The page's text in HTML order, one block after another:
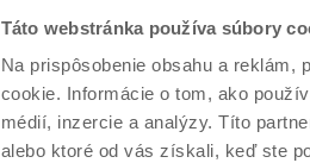
Táto webstránka používa súbory
Na prispôsobenie obsahu a
cookie. Informácie o tom, ako
médií, inzercie a analýzy. Títo
alebo ktoré od vás získali, keď ste
Rozdiel spočíva v tom,
fáze.
Z fyziologického
Zároveň predstavuje